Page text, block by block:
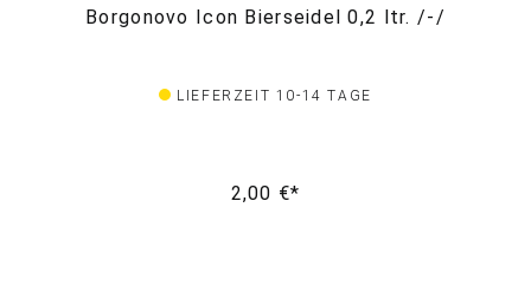
Borgonovo Icon Bierseidel 0,2 ltr. /-/
LIEFERZEIT 10-14 TAGE
2,00 €*